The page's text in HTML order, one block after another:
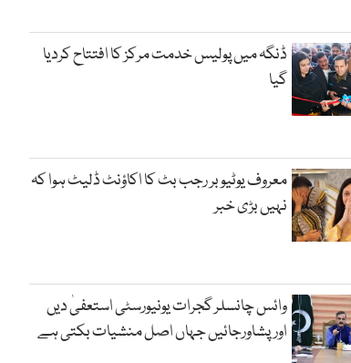
ڈنگہ میں پولیس خدمت مرکز کا افتتاح کردیا
گیا
معروف یوٹیوبر رجب بٹ کا اکاؤنٹ ڈلیٹ ہوا کہ
نہیں بڑی خبر
وائس چانسلر گجرات یونیورسٹی استعفیٰ دیں
اورپشاورجائیں جہاں اصل منشیات بکتی ہے